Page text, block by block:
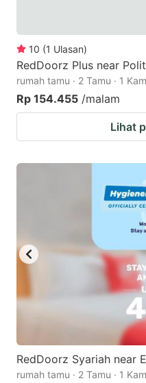
10 (1 Ulasan)
RedDoorz Plus near
rumah tamu · 2 Tamu · 1
Rp 154.455 /malam
Lihat
RedDoorz Syariah near
rumah tamu · 2 Tamu · 1